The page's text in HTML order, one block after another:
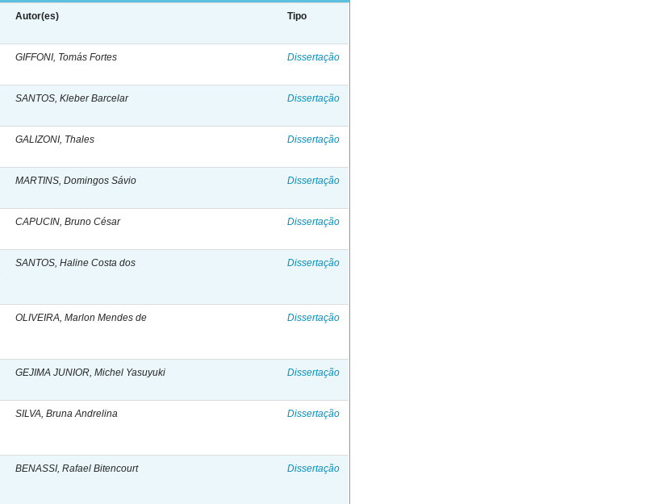
Autor(es) Tipo
GIFFONI, Tomás Fortes Dissertação
SANTOS, Kleber Barcelar Dissertação
GALIZONI, Thales Dissertação
MARTINS, Domingos Sávio Dissertação
CAPUCIN, Bruno César Dissertação
SANTOS, Haline Costa dos Dissertação
OLIVEIRA, Marlon Mendes de Dissertação
GEJIMA JUNIOR, Michel Yasuyuki Dissertação
SILVA, Bruna Andrelina Dissertação
BENASSI, Rafael Bitencourt Dissertação